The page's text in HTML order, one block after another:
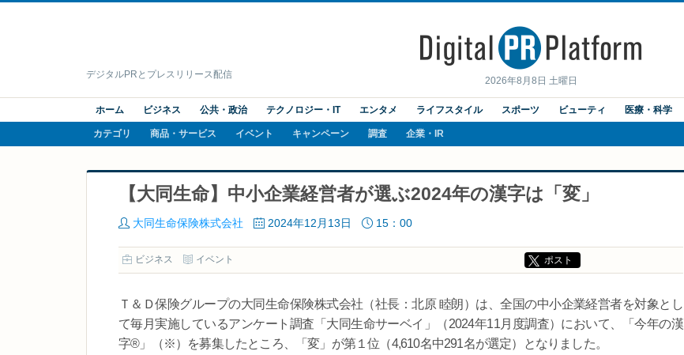
2026年8月8日 土曜日
デジタルPRとプレスリリース配信
ホーム ビジネス 公共・政治 テクノロジー・IT エンタメ ライフスタイル スポーツ ビューティ 医療・科学
カテゴリ 商品・サービス イベント キャンペーン 調査 企業・IR
【大同生命】中小企業経営者が選ぶ2024年の漢字は「変」
大同生命保険株式会社 2024年12月13日 15：00
ビジネス イベント ポスト
Ｔ＆Ｄ保険グループの大同生命保険株式会社（社長：北原 睦朗）は、全国の中小企業経営者を対象とし
て毎月実施しているアンケート調査「大同生命サーベイ」（2024年11月度調査）において、「今年の漢
字®」（※）を募集したところ、「変」が第１位（4,610名中291名が選定）となりました。